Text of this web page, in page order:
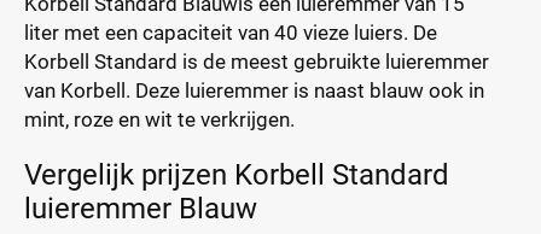
liter met een capaciteit van 40 vieze luiers. De
Korbell Standard is de meest gebruikte luieremmer
van Korbell. Deze luieremmer is naast blauw ook in
mint, roze en wit te verkrijgen.
Vergelijk prijzen Korbell Standard
luieremmer Blauw